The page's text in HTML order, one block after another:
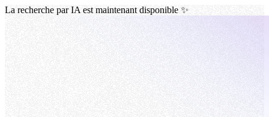
La recherche par IA est maintenant disponible ✨